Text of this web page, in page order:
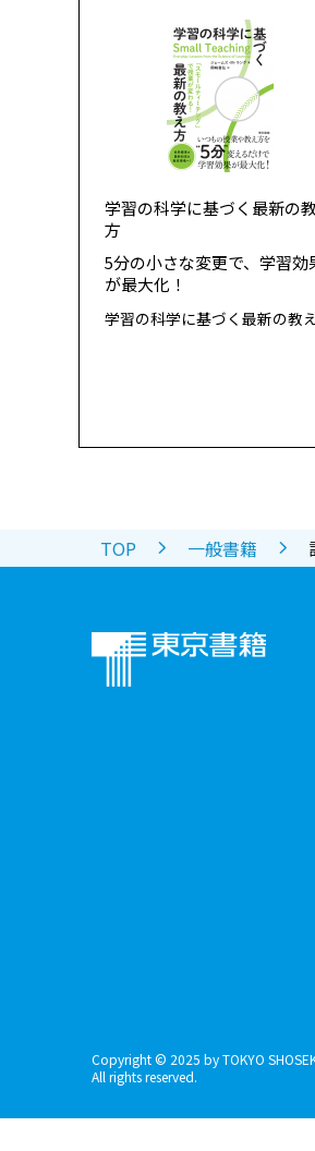
学習の科学に基づく最新の
方
5分の小さな変更で、学習効
が最大化！
学習の科学に基づく最新の教
TOP 一般書籍
Copyright © 2025 by TOKYO
All rights reserved.